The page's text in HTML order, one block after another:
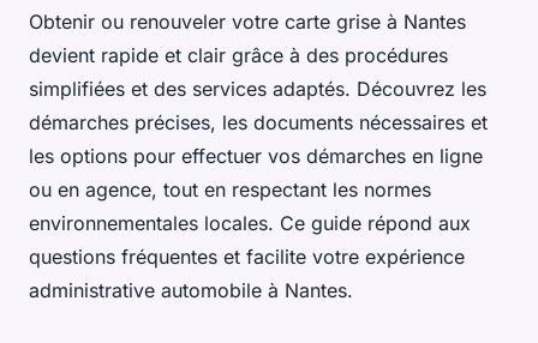
Obtenir ou renouveler votre carte grise à Nantes
devient rapide et clair grâce à des procédures
simplifiées et des services adaptés. Découvrez les
démarches précises, les documents nécessaires et
les options pour effectuer vos démarches en ligne
ou en agence, tout en respectant les normes
environnementales locales. Ce guide répond aux
questions fréquentes et facilite votre expérience
administrative automobile à Nantes.